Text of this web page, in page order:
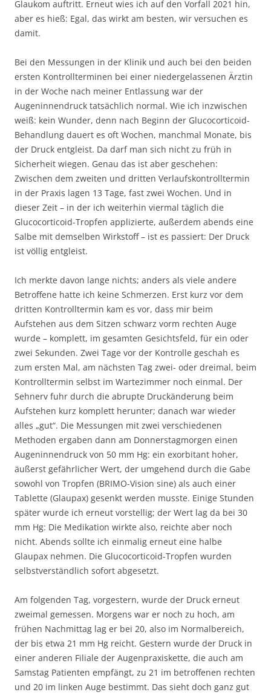
Glaukom auftritt. Erneut wies ich auf den Vorfall 2021 hin,
aber es hieß: Egal, das wirkt am besten, wir versuchen es
damit.
Bei den Messungen in der Klinik und auch bei den beiden
ersten Kontrollterminen bei einer niedergelassenen Ärztin
in der Woche nach meiner Entlassung war der
Augeninnendruck tatsächlich normal. Wie ich inzwischen
weiß: kein Wunder, denn nach Beginn der Glucocorticoid-
Behandlung dauert es oft Wochen, manchmal Monate, bis
der Druck entgleist. Da darf man sich nicht zu früh in
Sicherheit wiegen. Genau das ist aber geschehen:
Zwischen dem zweiten und dritten Verlaufskontrolltermin
in der Praxis lagen 13 Tage, fast zwei Wochen. Und in
dieser Zeit – in der ich weiterhin viermal täglich die
Glucocorticoid-Tropfen applizierte, außerdem abends eine
Salbe mit demselben Wirkstoff – ist es passiert: Der Druck
ist völlig entgleist.
Ich merkte davon lange nichts; anders als viele andere
Betroffene hatte ich keine Schmerzen. Erst kurz vor dem
dritten Kontrolltermin kam es vor, dass mir beim
Aufstehen aus dem Sitzen schwarz vorm rechten Auge
wurde – komplett, im gesamten Gesichtsfeld, für ein oder
zwei Sekunden. Zwei Tage vor der Kontrolle geschah es
zum ersten Mal, am nächsten Tag zwei- oder dreimal, beim
Kontrolltermin selbst im Wartezimmer noch einmal. Der
Sehnerv fuhr durch die abrupte Druckänderung beim
Aufstehen kurz komplett herunter; danach war wieder
alles „gut“. Die Messungen mit zwei verschiedenen
Methoden ergaben dann am Donnerstagmorgen einen
Augeninnendruck von 50 mm Hg: ein exorbitant hoher,
äußerst gefährlicher Wert, der umgehend durch die Gabe
sowohl von Tropfen (BRIMO-Vision sine) als auch einer
Tablette (Glaupax) gesenkt werden musste. Einige Stunden
später wurde ich erneut vorstellig; der Wert lag da bei 30
mm Hg: Die Medikation wirkte also, reichte aber noch
nicht. Abends sollte ich einmalig erneut eine halbe
Glaupax nehmen. Die Glucocorticoid-Tropfen wurden
selbstverständlich sofort abgesetzt.
Am folgenden Tag, vorgestern, wurde der Druck erneut
zweimal gemessen. Morgens war er noch zu hoch, am
frühen Nachmittag lag er bei 20, also im Normalbereich,
der bis etwa 21 mm Hg reicht. Gestern wurde der Druck in
einer anderen Filiale der Augenpraxiskette, die auch am
Samstag Patienten empfängt, zu 21 im betroffenen rechten
und 20 im linken Auge bestimmt. Das sieht doch ganz gut